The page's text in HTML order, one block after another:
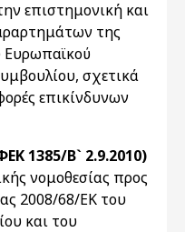
επιστημονική και
της
Ευρωπαϊκού
σχετικά
επικίνδυνων
1385/Β` 2.9.2010)
νομοθεσίας προς
2008/68/ΕΚ του
και του